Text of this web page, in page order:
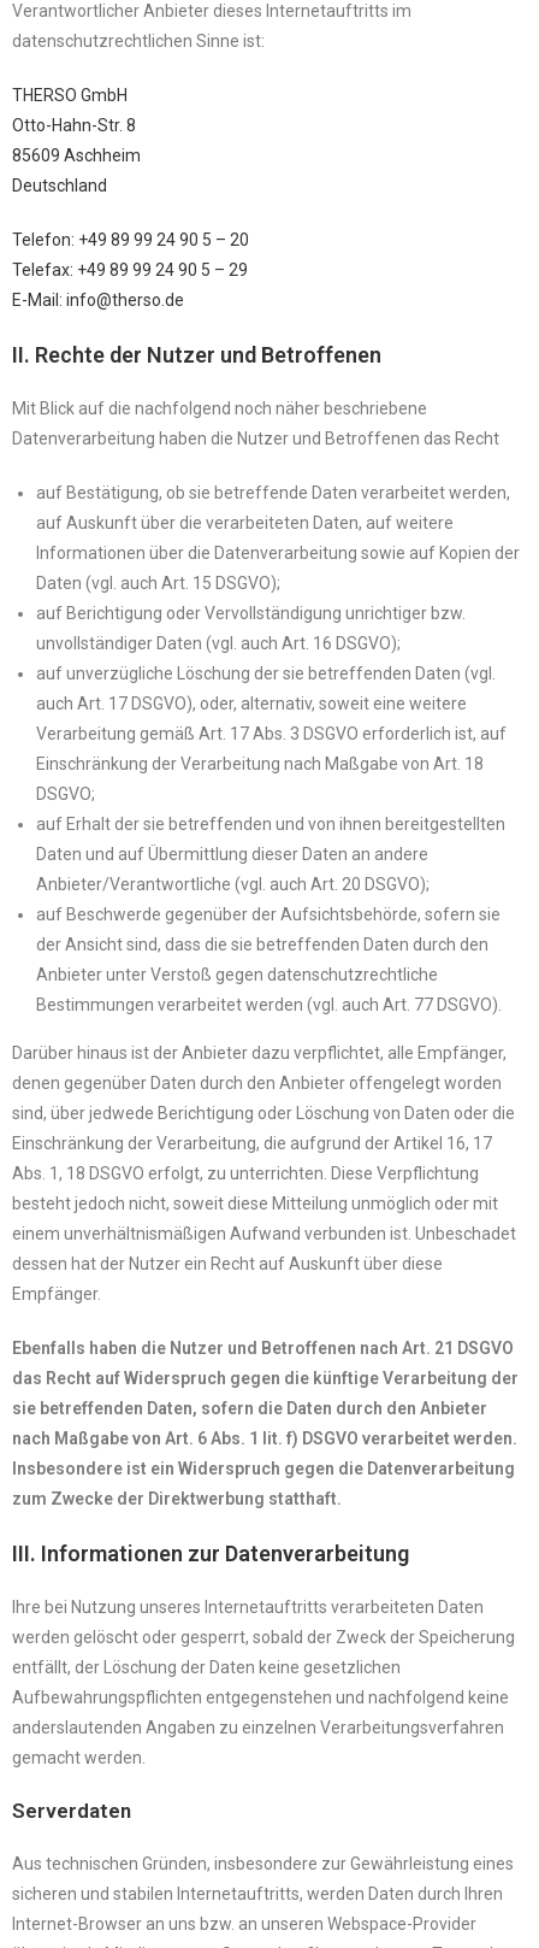
Verantwortlicher Anbieter dieses Internetauftritts im
datenschutzrechtlichen Sinne ist:
THERSO GmbH
Otto-Hahn-Str. 8
85609 Aschheim
Deutschland
Telefon: +49 89 99 24 90 5 – 20
Telefax: +49 89 99 24 90 5 – 29
E-Mail: info@therso.de
II. Rechte der Nutzer und Betroffenen
Mit Blick auf die nachfolgend noch näher beschriebene
Datenverarbeitung haben die Nutzer und Betroffenen das Recht
auf Bestätigung, ob sie betreffende Daten verarbeitet werden,
auf Auskunft über die verarbeiteten Daten, auf weitere
Informationen über die Datenverarbeitung sowie auf Kopien der
Daten (vgl. auch Art. 15 DSGVO);
auf Berichtigung oder Vervollständigung unrichtiger bzw.
unvollständiger Daten (vgl. auch Art. 16 DSGVO);
auf unverzügliche Löschung der sie betreffenden Daten (vgl.
auch Art. 17 DSGVO), oder, alternativ, soweit eine weitere
Verarbeitung gemäß Art. 17 Abs. 3 DSGVO erforderlich ist, auf
Einschränkung der Verarbeitung nach Maßgabe von Art. 18
DSGVO;
auf Erhalt der sie betreffenden und von ihnen bereitgestellten
Daten und auf Übermittlung dieser Daten an andere
Anbieter/Verantwortliche (vgl. auch Art. 20 DSGVO);
auf Beschwerde gegenüber der Aufsichtsbehörde, sofern sie
der Ansicht sind, dass die sie betreffenden Daten durch den
Anbieter unter Verstoß gegen datenschutzrechtliche
Bestimmungen verarbeitet werden (vgl. auch Art. 77 DSGVO).
Darüber hinaus ist der Anbieter dazu verpflichtet, alle Empfänger,
denen gegenüber Daten durch den Anbieter offengelegt worden
sind, über jedwede Berichtigung oder Löschung von Daten oder die
Einschränkung der Verarbeitung, die aufgrund der Artikel 16, 17
Abs. 1, 18 DSGVO erfolgt, zu unterrichten. Diese Verpflichtung
besteht jedoch nicht, soweit diese Mitteilung unmöglich oder mit
einem unverhältnismäßigen Aufwand verbunden ist. Unbeschadet
dessen hat der Nutzer ein Recht auf Auskunft über diese
Empfänger.
Ebenfalls haben die Nutzer und Betroffenen nach Art. 21 DSGVO
das Recht auf Widerspruch gegen die künftige Verarbeitung der
sie betreffenden Daten, sofern die Daten durch den Anbieter
nach Maßgabe von Art. 6 Abs. 1 lit. f) DSGVO verarbeitet werden.
Insbesondere ist ein Widerspruch gegen die Datenverarbeitung
zum Zwecke der Direktwerbung statthaft.
III. Informationen zur Datenverarbeitung
Ihre bei Nutzung unseres Internetauftritts verarbeiteten Daten
werden gelöscht oder gesperrt, sobald der Zweck der Speicherung
entfällt, der Löschung der Daten keine gesetzlichen
Aufbewahrungspflichten entgegenstehen und nachfolgend keine
anderslautenden Angaben zu einzelnen Verarbeitungsverfahren
gemacht werden.
Serverdaten
Aus technischen Gründen, insbesondere zur Gewährleistung eines
sicheren und stabilen Internetauftritts, werden Daten durch Ihren
Internet-Browser an uns bzw. an unseren Webspace-Provider